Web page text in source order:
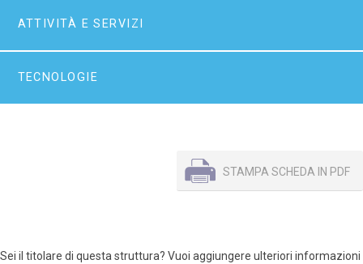
ATTIVITÀ E SERVIZI
TECNOLOGIE
STAMPA SCHEDA IN PDF
Sei il titolare di questa struttura? Vuoi aggiungere ulteriori informazioni